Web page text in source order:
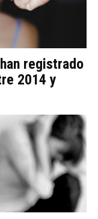
registrado
2014 y